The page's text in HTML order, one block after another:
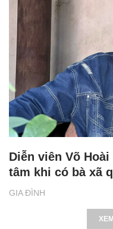
GIA ĐÌNH
Diễn viên Võ
tâm khi có bà xã